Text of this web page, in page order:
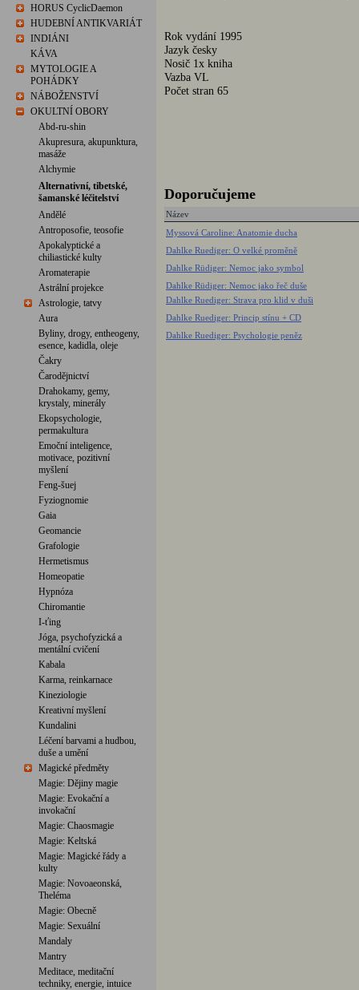
HORUS CyclicDaemon
HUDEBNÍ ANTIKVARIÁT
INDIÁNI
KÁVA
MYTOLOGIE A
POHÁDKY
NÁBOŽENSTVÍ
OKULTNÍ OBORY
Abd-ru-shin
Akupresura, akupunktura,
masáže
Alchymie
Alternativní, tibetské,
šamanské léčitelství
Andělé
Antroposofie, teosofie
Apokalyptické a
chiliastické kulty
Aromaterapie
Astrální projekce
Astrologie, tatvy
Aura
Byliny, drogy, entheogeny,
esence, kadidla, oleje
Čakry
Čarodějnictví
Drahokamy, gemy,
krystaly, minerály
Ekopsychologie,
permakultura
Emoční inteligence,
motivace, pozitivní
myšlení
Feng-šuej
Fyziognomie
Gaia
Geomancie
Grafologie
Hermetismus
Homeopatie
Hypnóza
Chiromantie
I-ťing
Jóga, psychofyzická a
mentální cvičení
Kabala
Karma, reinkarnace
Kineziologie
Kreativní myšlení
Kundalini
Léčení barvami a hudbou,
duše a umění
Magické předměty
Magie: Dějiny magie
Magie: Evokační a
invokační
Magie: Chaosmagie
Magie: Keltská
Magie: Magické řády a
kulty
Magie: Novoaeonská,
Theléma
Magie: Obecně
Magie: Sexuální
Mandaly
Mantry
Meditace, meditační
techniky, energie, intuice
Rok vydání 1995
Jazyk česky
Nosič 1x kniha
Vazba VL
Počet stran 65
Doporučujeme
Název
Myssová Caroline: Anatomie ducha
Dahlke Ruediger: O velké proměně
Dahlke Rüdiger: Nemoc jako symbol
Dahlke Rüdiger: Nemoc jako řeč duše
Dahlke Ruediger: Strava pro klid v duši
Dahlke Ruediger: Princip stínu + CD
Dahlke Ruediger: Psychologie peněz